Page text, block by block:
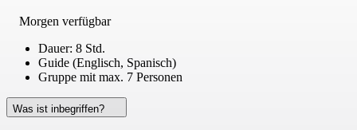
Morgen verfügbar
Dauer: 8 Std.
Guide (Englisch, Spanisch)
Gruppe mit max. 7 Personen
Was ist inbegriffen?